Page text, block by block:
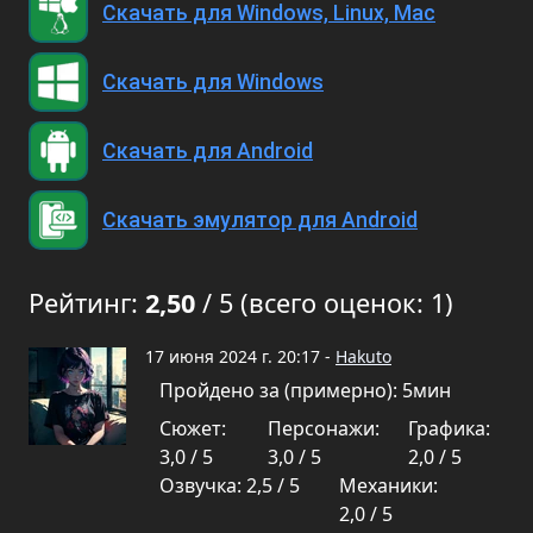
Скачать для Windows, Linux, Mac
Скачать для Windows
Скачать для Android
Скачать эмулятор для Android
Рейтинг: 2,50 / 5 (всего оценок: 1)
17 июня 2024 г. 20:17 - Hakuto
Пройдено за (примерно): 5мин
Сюжет:
3,0 / 5
Персонажи:
3,0 / 5
Графика:
2,0 / 5
Озвучка: 2,5 / 5
Механики:
2,0 / 5